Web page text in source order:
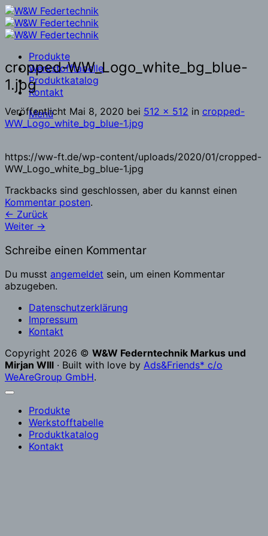
Zum
Inhalt
springen
Produkte
Werkstofftabelle
Produktkatalog
Kontakt
Menü
cropped-WW_Logo_white_bg_blue-
1.jpg
Veröffentlicht Mai 8, 2020 bei 512 × 512 in cropped-
WW_Logo_white_bg_blue-1.jpg
https://ww-ft.de/wp-content/uploads/2020/01/cropped-
WW_Logo_white_bg_blue-1.jpg
Trackbacks sind geschlossen, aber du kannst einen
Kommentar posten.
← Zurück
Weiter →
Schreibe einen Kommentar
Du musst angemeldet sein, um einen Kommentar
abzugeben.
Datenschutzerklärung
Impressum
Kontakt
Copyright 2026 © W&W Federntechnik Markus und
Mirjan WIll · Built with love by Ads&Friends* c/o
WeAreGroup GmbH.
Produkte
Werkstofftabelle
Produktkatalog
Kontakt